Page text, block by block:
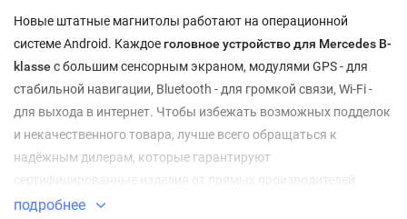
Новые штатные магнитолы работают на операционной
системе Android. Каждое головное устройство для Mercedes B-
klasse с большим сенсорным экраном, модулями GPS - для
стабильной навигации, Bluetooth - для громкой связи, Wi-Fi -
для выхода в интернет. Чтобы избежать возможных подделок
и некачественного товара, лучше всего обращаться к
надёжным дилерам, которые гарантируют
сертифицированные изделия от прямых производителей
брендов FarCar, Redpower, Roximo, Daystar, Carmedia, IQ Navi и
подробнее